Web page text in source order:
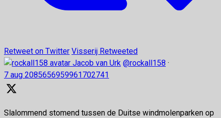
Retweet on Twitter Visserij Retweeted
Jacob van Urk @rockall158 ·
7 aug 2085656959961702741
Slalommend stomend tussen de Duitse windmolenparken op